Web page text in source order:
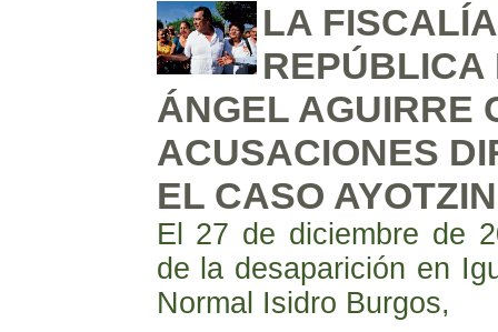
LA
REPÚBLICA
ÁNGEL AGUIRRE
ACUSACIONES
EL CASO
El 27 de diciembre de
de la desaparición en
Normal Isidro Burgos,